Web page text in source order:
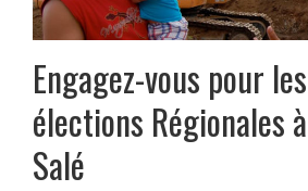
Engagez-vous pour les
élections Régionales
Salé